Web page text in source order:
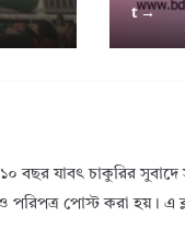
t →
বছর যাবৎ চাকুরির
পোস্ট করা হয়। এ